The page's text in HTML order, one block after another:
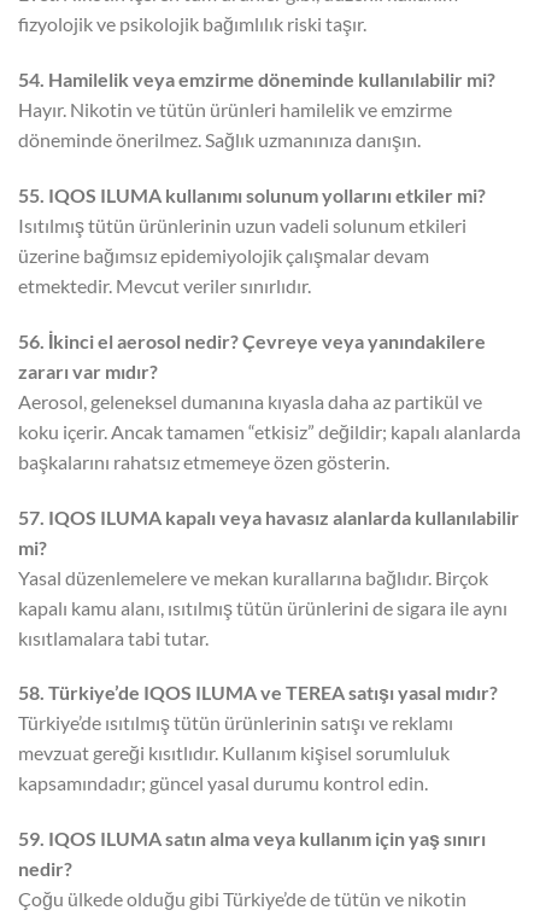
fizyolojik ve psikolojik bağımlılık riski taşır.
54. Hamilelik veya emzirme döneminde kullanılabilir mi?
Hayır. Nikotin ve tütün ürünleri hamilelik ve emzirme
döneminde önerilmez. Sağlık uzmanınıza danışın.
55. IQOS ILUMA kullanımı solunum yollarını etkiler mi?
Isıtılmış tütün ürünlerinin uzun vadeli solunum etkileri
üzerine bağımsız epidemiyolojik çalışmalar devam
etmektedir. Mevcut veriler sınırlıdır.
56. İkinci el aerosol nedir? Çevreye veya yanındakilere
zararı var mıdır?
Aerosol, geleneksel dumanına kıyasla daha az partikül ve
koku içerir. Ancak tamamen “etkisiz” değildir; kapalı alanlarda
başkalarını rahatsız etmemeye özen gösterin.
57. IQOS ILUMA kapalı veya havasız alanlarda kullanılabilir
mi?
Yasal düzenlemelere ve mekan kurallarına bağlıdır. Birçok
kapalı kamu alanı, ısıtılmış tütün ürünlerini de sigara ile aynı
kısıtlamalara tabi tutar.
58. Türkiye’de IQOS ILUMA ve TEREA satışı yasal mıdır?
Türkiye’de ısıtılmış tütün ürünlerinin satışı ve reklamı
mevzuat gereği kısıtlıdır. Kullanım kişisel sorumluluk
kapsamındadır; güncel yasal durumu kontrol edin.
59. IQOS ILUMA satın alma veya kullanım için yaş sınırı
nedir?
Çoğu ülkede olduğu gibi Türkiye’de de tütün ve nikotin